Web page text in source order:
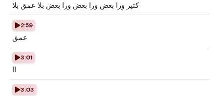
كتير ورا بعض ورا بعض ورا بعض بلا عمق بلا
2:59
عمق
3:01
اا
3:03